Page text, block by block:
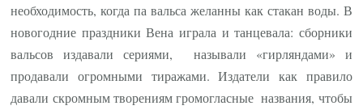
необходимость, когда па вальса желанны как стакан воды. В
новогодние праздники Вена играла и танцевала: сборники
вальсов издавали сериями, называли «гирляндами» и
продавали огромными тиражами. Издатели как правило
давали скромным творениям громогласные названия, чтобы